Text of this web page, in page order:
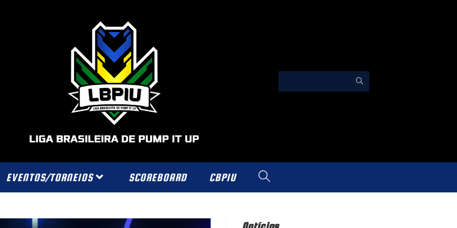
EVENTOS/TORNEIOS SCOREBOARD CBPIU